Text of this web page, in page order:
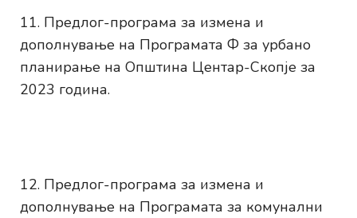
Предлог-програма за измена и
дополнување на Програмата Ф за урбано
планирање на Општина Центар-Скопје за
2023 година.
Предлог-програма за измена и
дополнување на Програмата за комунални